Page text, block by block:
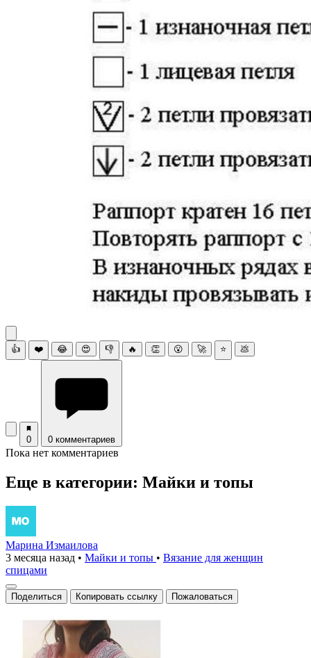
👍 ❤️ 😂 😍 👎 🔥 👏 😮 🚀 ⭐ 💩
0 0 комментариев
Пока нет комментариев
Еще в категории: Майки и топы
Марина Измаилова
3 месяца назад • Майки и топы • Вязание для женщин
спицами
Поделиться Копировать ссылку Пожаловаться